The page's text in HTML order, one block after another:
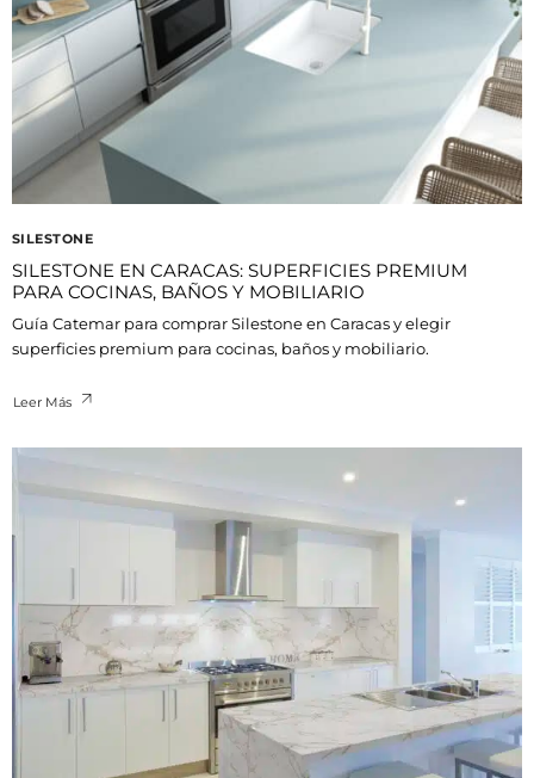
SILESTONE
SILESTONE EN CARACAS: SUPERFICIES PREMIUM
PARA COCINAS, BAÑOS Y MOBILIARIO
Guía Catemar para comprar Silestone en Caracas y elegir
superficies premium para cocinas, baños y mobiliario.
Leer Más